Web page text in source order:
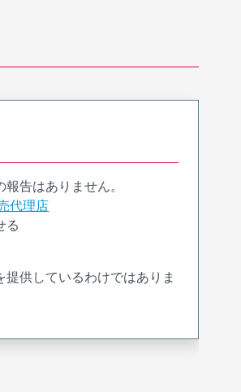
告はありません。
代理店
る
供しているわけではありま